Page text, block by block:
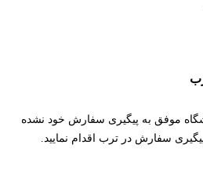
موفق به پیگیری سفارش خود نشده
سفارش در ترب اقدام نمایید.